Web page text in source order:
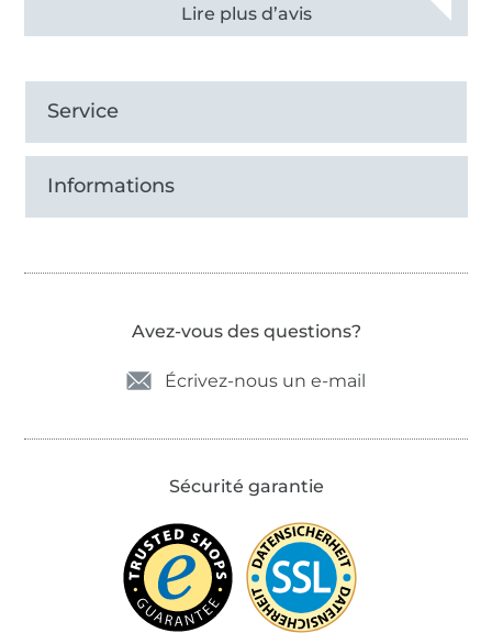
Voir tous les 11497 commentaires
Service
Informations
Avez-vous des questions?
Écrivez-nous un e-mail
Sécurité garantie